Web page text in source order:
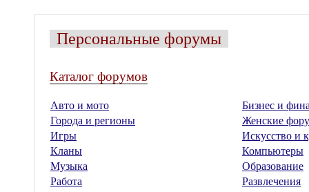
Персональные форумы
Каталог форумов
Авто и мото
Бизнес и
Города и регионы
Женские
Игры
Искусство и
Кланы
Компьютеры
Музыка
Образование
Работа
Развлечения